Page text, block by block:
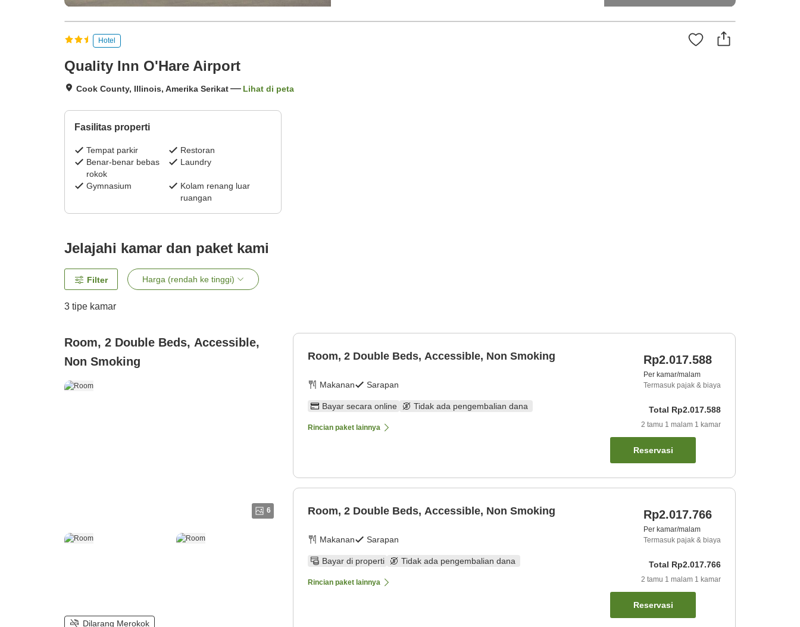
Hotel
Quality Inn O'Hare Airport
Cook County, Illinois, Amerika Serikat Lihat di peta
Fasilitas properti
Tempat parkir
Restoran
Benar-benar bebas
rokok
Laundry
Gymnasium
Kolam renang luar
ruangan
Jelajahi kamar dan paket kami
Filter Harga (rendah ke tinggi)
3 tipe kamar
Room, 2 Double Beds, Accessible,
Non Smoking
6
Dilarang Merokok
Room, 2 Double Beds, Accessible, Non Smoking
Makanan Sarapan
Bayar secara online Tidak ada pengembalian dana
Rincian paket lainnya
Rp2.017.588
Per kamar/malam
Termasuk pajak & biaya
Total Rp2.017.588
2 tamu 1 malam 1 kamar
Reservasi
Room, 2 Double Beds, Accessible, Non Smoking
Makanan Sarapan
Bayar di properti Tidak ada pengembalian dana
Rincian paket lainnya
Rp2.017.766
Per kamar/malam
Termasuk pajak & biaya
Total Rp2.017.766
2 tamu 1 malam 1 kamar
Reservasi